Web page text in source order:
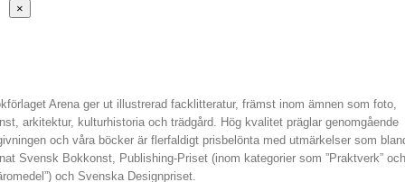
Stäng
snabbvy
×
Arena ger ut illustrerad facklitteratur, främst inom ämnen som foto,
arkitektur, kulturhistoria och trädgård. Hög kvalitet präglar genomgående
och våra böcker är flerfaldigt prisbelönta med utmärkelser som
Svensk Bokkonst, Publishing-Priset (inom kategorier som ”Praktverk” och
och Svenska Designpriset.